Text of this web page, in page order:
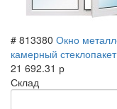
# 813380 Окно
камерный
21 692.31 р
Склад